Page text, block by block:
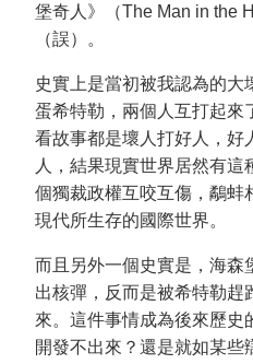
堡奇人》（The Man in the
（誤）。
史實上是當初被我認為的大
蛋希特勒，兩個人互打起來
看故事都是壞人打好人，好
人，結果現實世界居然有
個獨裁政權互咬互傷，鷸蚌
現代所生存的國際世界。
而且另外一個史實是，海森
出核彈，反而是被希特勒趕
來。這件事情成為後來歷史
開發不出來？還是就如某